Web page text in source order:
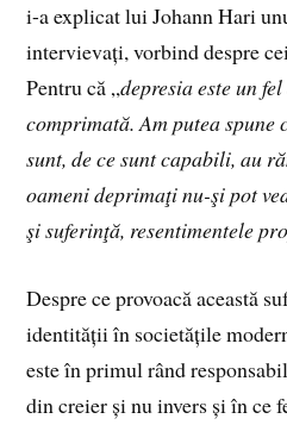
i-a explicat lui Johann Hari
intervievați, vorbind despre
Pentru că „depresiaeste un
comprimată. Am putea
sunt, de ce sunt capabili, au
oameni deprimaţi nu-şi pot
şi suferinţă, resentimentele
Despre ce provoacă această
identității în societățile
este în primul rând
din creier și nu invers și în ce